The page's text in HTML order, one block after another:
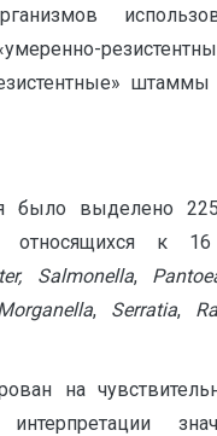
было выделено
относящихся к
, Salmonella,
, Serratia,
на